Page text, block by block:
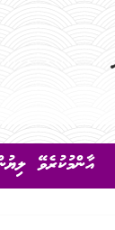
އާންމުކުރެވޭ